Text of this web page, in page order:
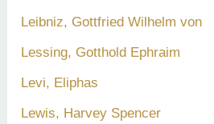
Leibniz, Gottfried Wilhelm von
Lessing, Gotthold Ephraim
Levi, Eliphas
Lewis, Harvey Spencer